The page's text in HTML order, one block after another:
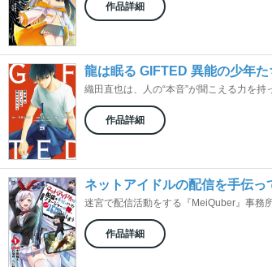
作品詳細
龍は眠る GIFTED 異能の少年た
織田直也は、人の“本音”が聞こえる力を
作品詳細
ネットアイドルの配信を手伝っ
迷宮で配信活動をする『MeiQuber』事務
作品詳細